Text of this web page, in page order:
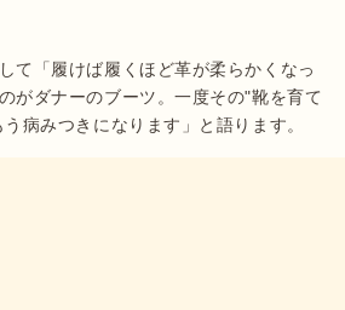
て「履けば履くほど革が柔らかくなっ
がダナーのブーツ。一度その"靴を育て
病みつきになります」と語ります。